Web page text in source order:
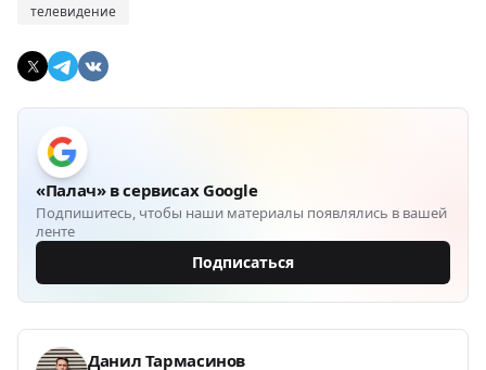
телевидение
«Палач» в сервисах Google
Подпишитесь, чтобы наши материалы появлялись в вашей
ленте
Подписаться
Данил Тармасинов